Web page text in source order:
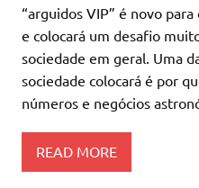
“arguidos VIP” é novo
e colocará um desafio
sociedade em geral. Uma
sociedade colocará é por
números e negócios
READ MORE